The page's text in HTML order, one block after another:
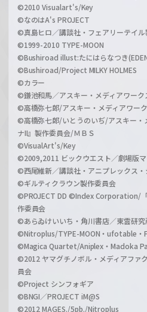
©2010 Visualart's/Key
©なのはA's PROJECT
©真島ヒロ／講談社・フェアリーテイ
©1999-2010 TYPE-MOON
©Bushiroad illust:たにはらなつき
©Bushiroad/Project MILKY HOLMES
©カラー
©鎌池和馬／アスキー・メディアワーク
©高橋弥七郎/アスキー・メディアワー
©高橋弥七郎/いとうのいぢ/アスキー・
ナII』製作委員会/ＭＢＳ
©VisualArt's/Key
©2009,2011 ビックウエスト／劇場版
©西尾維新／講談社・アニプレックス・
©ギルティクラウン製作委員会
©PROJECT DD ©Index Corporation/
作委員会
©あらゐけいいち・角川書店／東雲研究
©Nitroplus/TYPE-MOON・ufotable・
©Magica Quartet/Aniplex・Madoka
©2012 ヤマグチノボル・メディアファ
員会
©Project シンフォギア
©BNGI／PROJECT iM@S
©2012 MAGES./5pb./Nitroplus